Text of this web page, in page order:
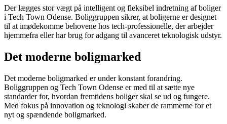
Der lægges stor vægt på intelligent og fleksibel indretning af boliger
i Tech Town Odense. Boliggruppen sikrer, at boligerne er designet
til at imødekomme behovene hos tech-professionelle, der arbejder
hjemmefra eller har brug for adgang til avanceret teknologisk udstyr.
Det moderne boligmarked
Det moderne boligmarked er under konstant forandring.
Boliggruppen og Tech Town Odense er med til at sætte nye
standarder for, hvordan fremtidens boliger skal se ud og fungere.
Med fokus på innovation og teknologi skaber de rammerne for et
nyt og spændende boligmarked.